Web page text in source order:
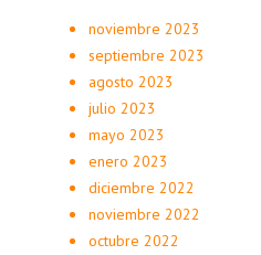
noviembre 2023
septiembre 2023
agosto 2023
julio 2023
mayo 2023
enero 2023
diciembre 2022
noviembre 2022
octubre 2022